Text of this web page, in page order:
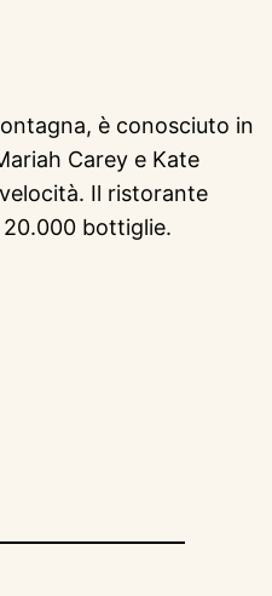
è conosciuto in
Carey e Kate
Il ristorante
bottiglie.